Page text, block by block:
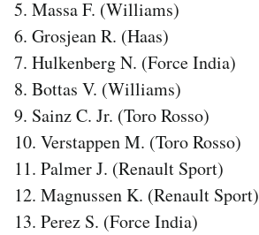
Area Personale
Newsletter
Notifiche mobile
Regala il Post
Hai bisogno di aiuto?
Esci
5. Massa F. (Williams)
6. Grosjean R. (Haas)
7. Hulkenberg N. (Force India)
8. Bottas V. (Williams)
9. Sainz C. Jr. (Toro Rosso)
10. Verstappen M. (Toro Rosso)
11. Palmer J. (Renault Sport)
12. Magnussen K. (Renault Sport)
13. Perez S. (Force India)